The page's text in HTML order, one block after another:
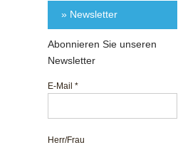
» Newsletter
Abonnieren Sie unseren
Newsletter
E-Mail*
Herr/Frau